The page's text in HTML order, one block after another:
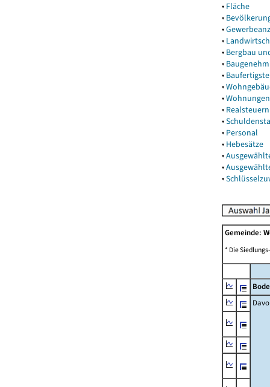
▾ Fläche
▾
▾
▾
▾ Bergbau
▾
▾
▾
▾Wohnungen
▾ Realsteuern
▾
▾ Personal
▾ Hebesätze
▾
▾
▾
Gemeinde:
* Die